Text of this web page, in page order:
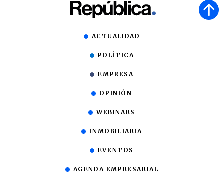
ACTUALIDAD
POLÍTICA
EMPRESA
OPINIÓN
WEBINARS
INMOBILIARIA
EVENTOS
AGENDA EMPRESARIAL